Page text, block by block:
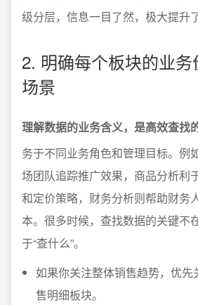
级分层，信息一目了然，极大提升
2. 明确每个板块的业务
场景
理解数据的业务含义，是高效查找
务于不同业务角色和管理目标。例
场团队追踪推广效果，商品分析利
和定价策略，财务分析则帮助财务
本。很多时候，查找数据的关键不
于“查什么”。
如果你关注整体销售趋势，优先
售明细板块。